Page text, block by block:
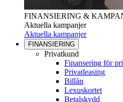
FINANSIERING &
Aktuella kampanjer
Aktuella kampanjer
FINANSIERING
Privatkund
Finansering för
Privatleasing
Billån
Lexuskortet
Betalskydd